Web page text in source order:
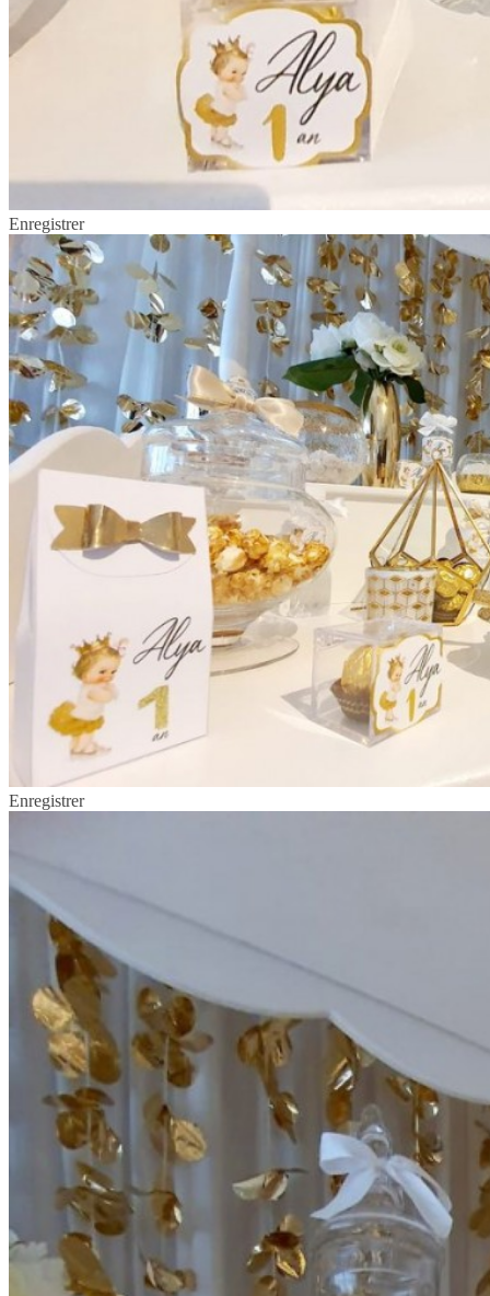
Enregistrer
Enregistrer